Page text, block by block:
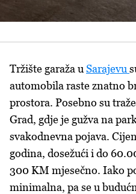
Tržište garaža u Sarajevu
automobila raste znatno
prostora. Posebno su
Grad, gdje je gužva na
svakodnevna pojava.
godina, dosežući i do
300 KM mjesečno. Iako
minimalna, pa se u